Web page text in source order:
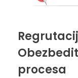
procesa